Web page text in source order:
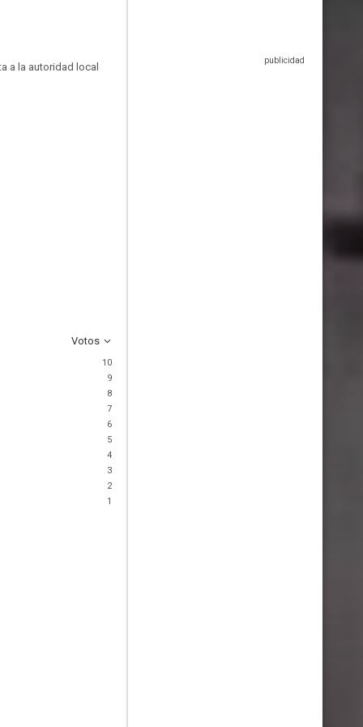
a la autoridad local
Votos
10
9
8
7
6
5
4
3
2
1